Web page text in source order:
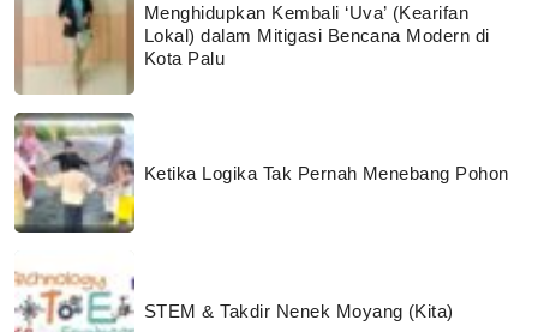
Menghidupkan Kembali ‘Uva’ (Kearifan
Lokal) dalam Mitigasi Bencana Modern di
Kota Palu
Ketika Logika Tak Pernah Menebang Pohon
STEM & Takdir Nenek Moyang (Kita)